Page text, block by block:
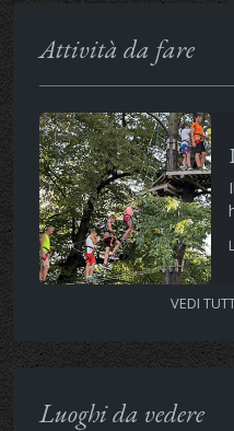
Attività da fare
VEDI
Luoghi da vedere